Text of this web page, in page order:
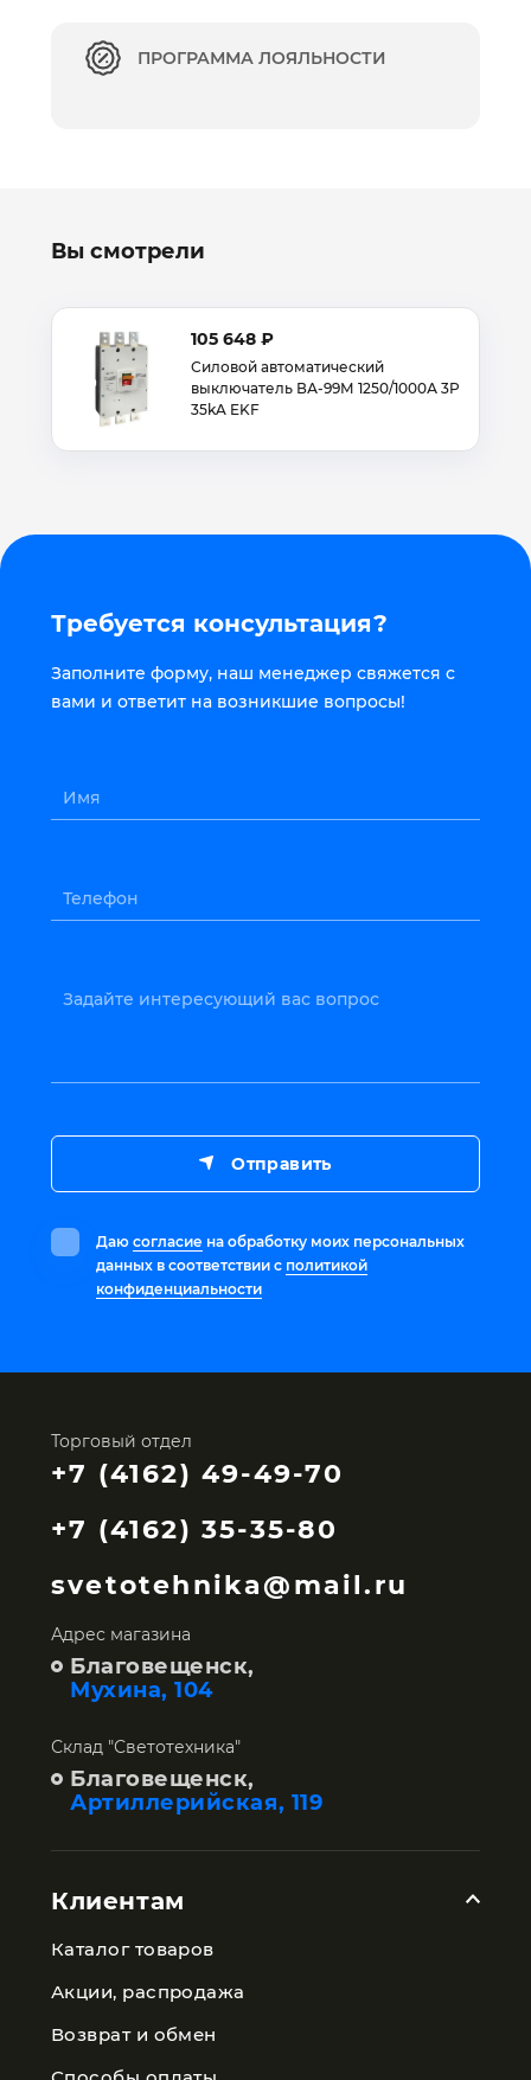
ПРОГРАММА ЛОЯЛЬНОСТИ
Вы смотрели
105 648 ₽
Силовой автоматический
выключатель ВА-99М 1250/1000А 3P
35kA EKF
Требуется консультация?
Заполните форму, наш менеджер свяжется с
вами и ответит на возникшие вопросы!
Имя
Телефон
Задайте интересующий вас вопрос
Даю согласие на обработку моих персональных
данных в соответствии с политикой
конфиденциальности
Отправить
Торговый отдел
+7 (4162) 49-49-70
+7 (4162) 35-35-80
svetotehnika@mail.ru
Адрес магазина
Благовещенск,
Мухина, 104
Склад "Светотехника"
Благовещенск,
Артиллерийская, 119
Клиентам
Каталог товаров
Акции, распродажа
Возврат и обмен